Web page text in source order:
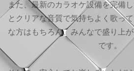
また、最新のカラオケ設備を完備
とクリアな音質で気持ちよく歌っ
な方はもちろん、みんなで盛り上
です。